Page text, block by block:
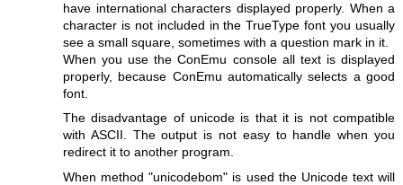
have international characters displayed properly. When a
character is not included in the TrueType font you usually
see a small square, sometimes with a question mark in it.
When you use the ConEmu console all text is displayed
properly, because ConEmu automatically selects a good
font.
The disadvantage of unicode is that it is not compatible
with ASCII. The output is not easy to handle when you
redirect it to another program.
When method"unicodebom" is used the Unicode text will